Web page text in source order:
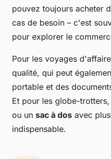
pouvez toujours acheter
cas de besoin – c'est
pour explorer le
Pour les voyages
qualité, qui peut
portable et des
Et pour les globe-trotters,
ou un sac à dos avec
indispensable.